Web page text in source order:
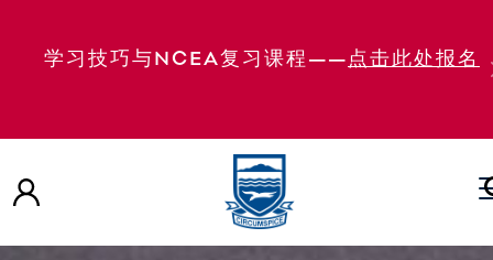
学习技巧与NCEA复习课程——点击此处报名